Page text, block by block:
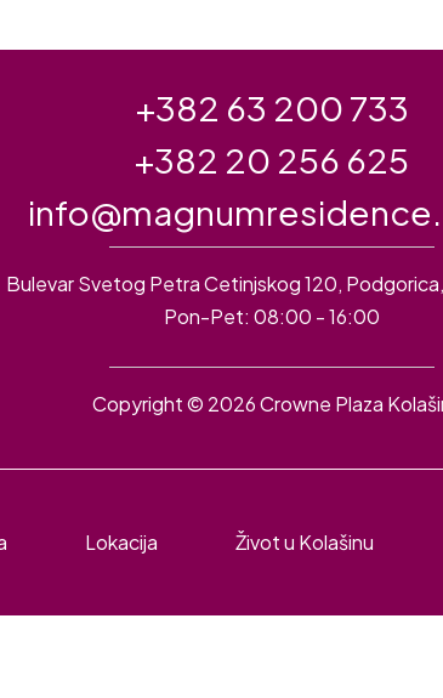
+382 63 200 733
+382 20 256 625
Bulevar Svetog Petra Cetinjskog 120,
Pon-Pet: 08:00 - 16:00
Copyright © 2026 Crowne Plaza
Lokacija Život u Kolašinu